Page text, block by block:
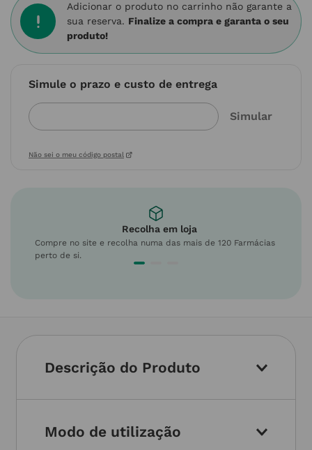
Adicionar o produto no carrinho não garante a
sua reserva. Finalize a compra e garanta o seu
produto!
Simule o prazo e custo de entrega
Não sei o meu código postal
Recolha em loja
Compre no site e recolha numa das mais de 120 Farmácias
perto de si.
Descrição do Produto
Modo de utilização